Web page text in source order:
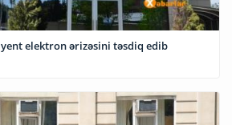
elektron ərizəsini təsdiq edib